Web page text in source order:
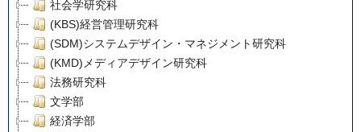
社会学研究科
(KBS)経営管理研究科
(SDM)システムデザイン・マネジメント研究科
(KMD)メディアデザイン研究科
法務研究科
文学部
経済学部